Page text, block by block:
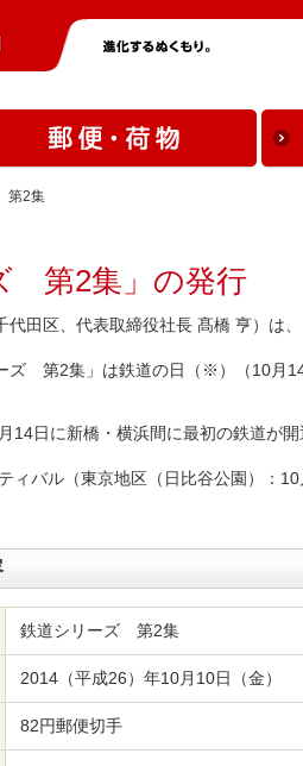
第2集
第2集」の発行
代田区、代表取締役社長 髙橋 亨）
ズ 第2集」は鉄道の日（※）（10月
14日に新橋・横浜間に最初の鉄道が
ィバル（東京地区（日比谷公園）：
鉄道シリーズ 第2集
2014（平成26）年10月10日（金）
82円郵便切手